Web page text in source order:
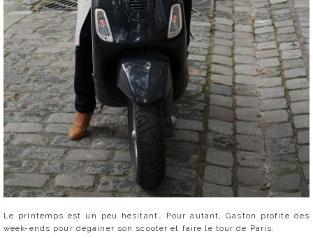
Le printemps est un peu hésitant… Pour autant, Gaston profite des
week-ends pour dégainer son scooter et faire le tour de Paris.